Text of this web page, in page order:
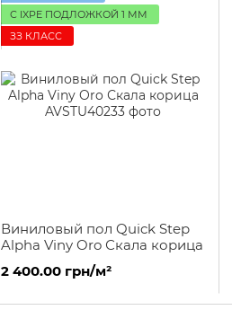
С IXPE ПОДЛОЖКОЙ 1 ММ
ЗЗ КЛАСС
Виниловый пол Quick Step
Alpha Viny Oro Скала корица
2 400.00 грн/м²